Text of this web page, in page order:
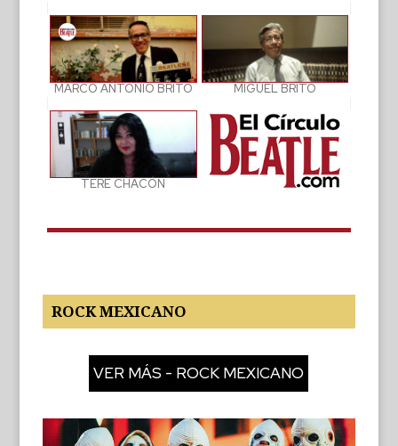
MARCO ANTONIO BRITO MIGUEL BRITO
TERE CHACÓN
ROCK MEXICANO
VER MÁS - ROCK MEXICANO